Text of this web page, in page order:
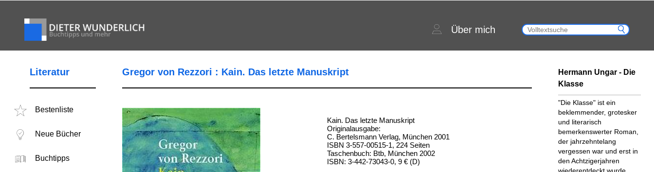
Über mich
Literatur
Bestenliste
Neue Bücher
Buchtipps
Gregor von Rezzori : Kain. Das letzte Manuskript
Kain. Das letzte Manuskript
Originalausgabe:
C. Bertelsmann Verlag, München 2001
ISBN 3-557-00515-1, 224 Seiten
Taschenbuch: Btb, München 2002
ISBN: 3-442-73043-0, 9 € (D)
Hermann Ungar - Die
Klasse
"Die Klasse" ist ein
beklemmender, grotesker
und literarisch
bemerkenswerter Roman,
der jahrzehntelang
vergessen war und erst in
den Achtzigerjahren